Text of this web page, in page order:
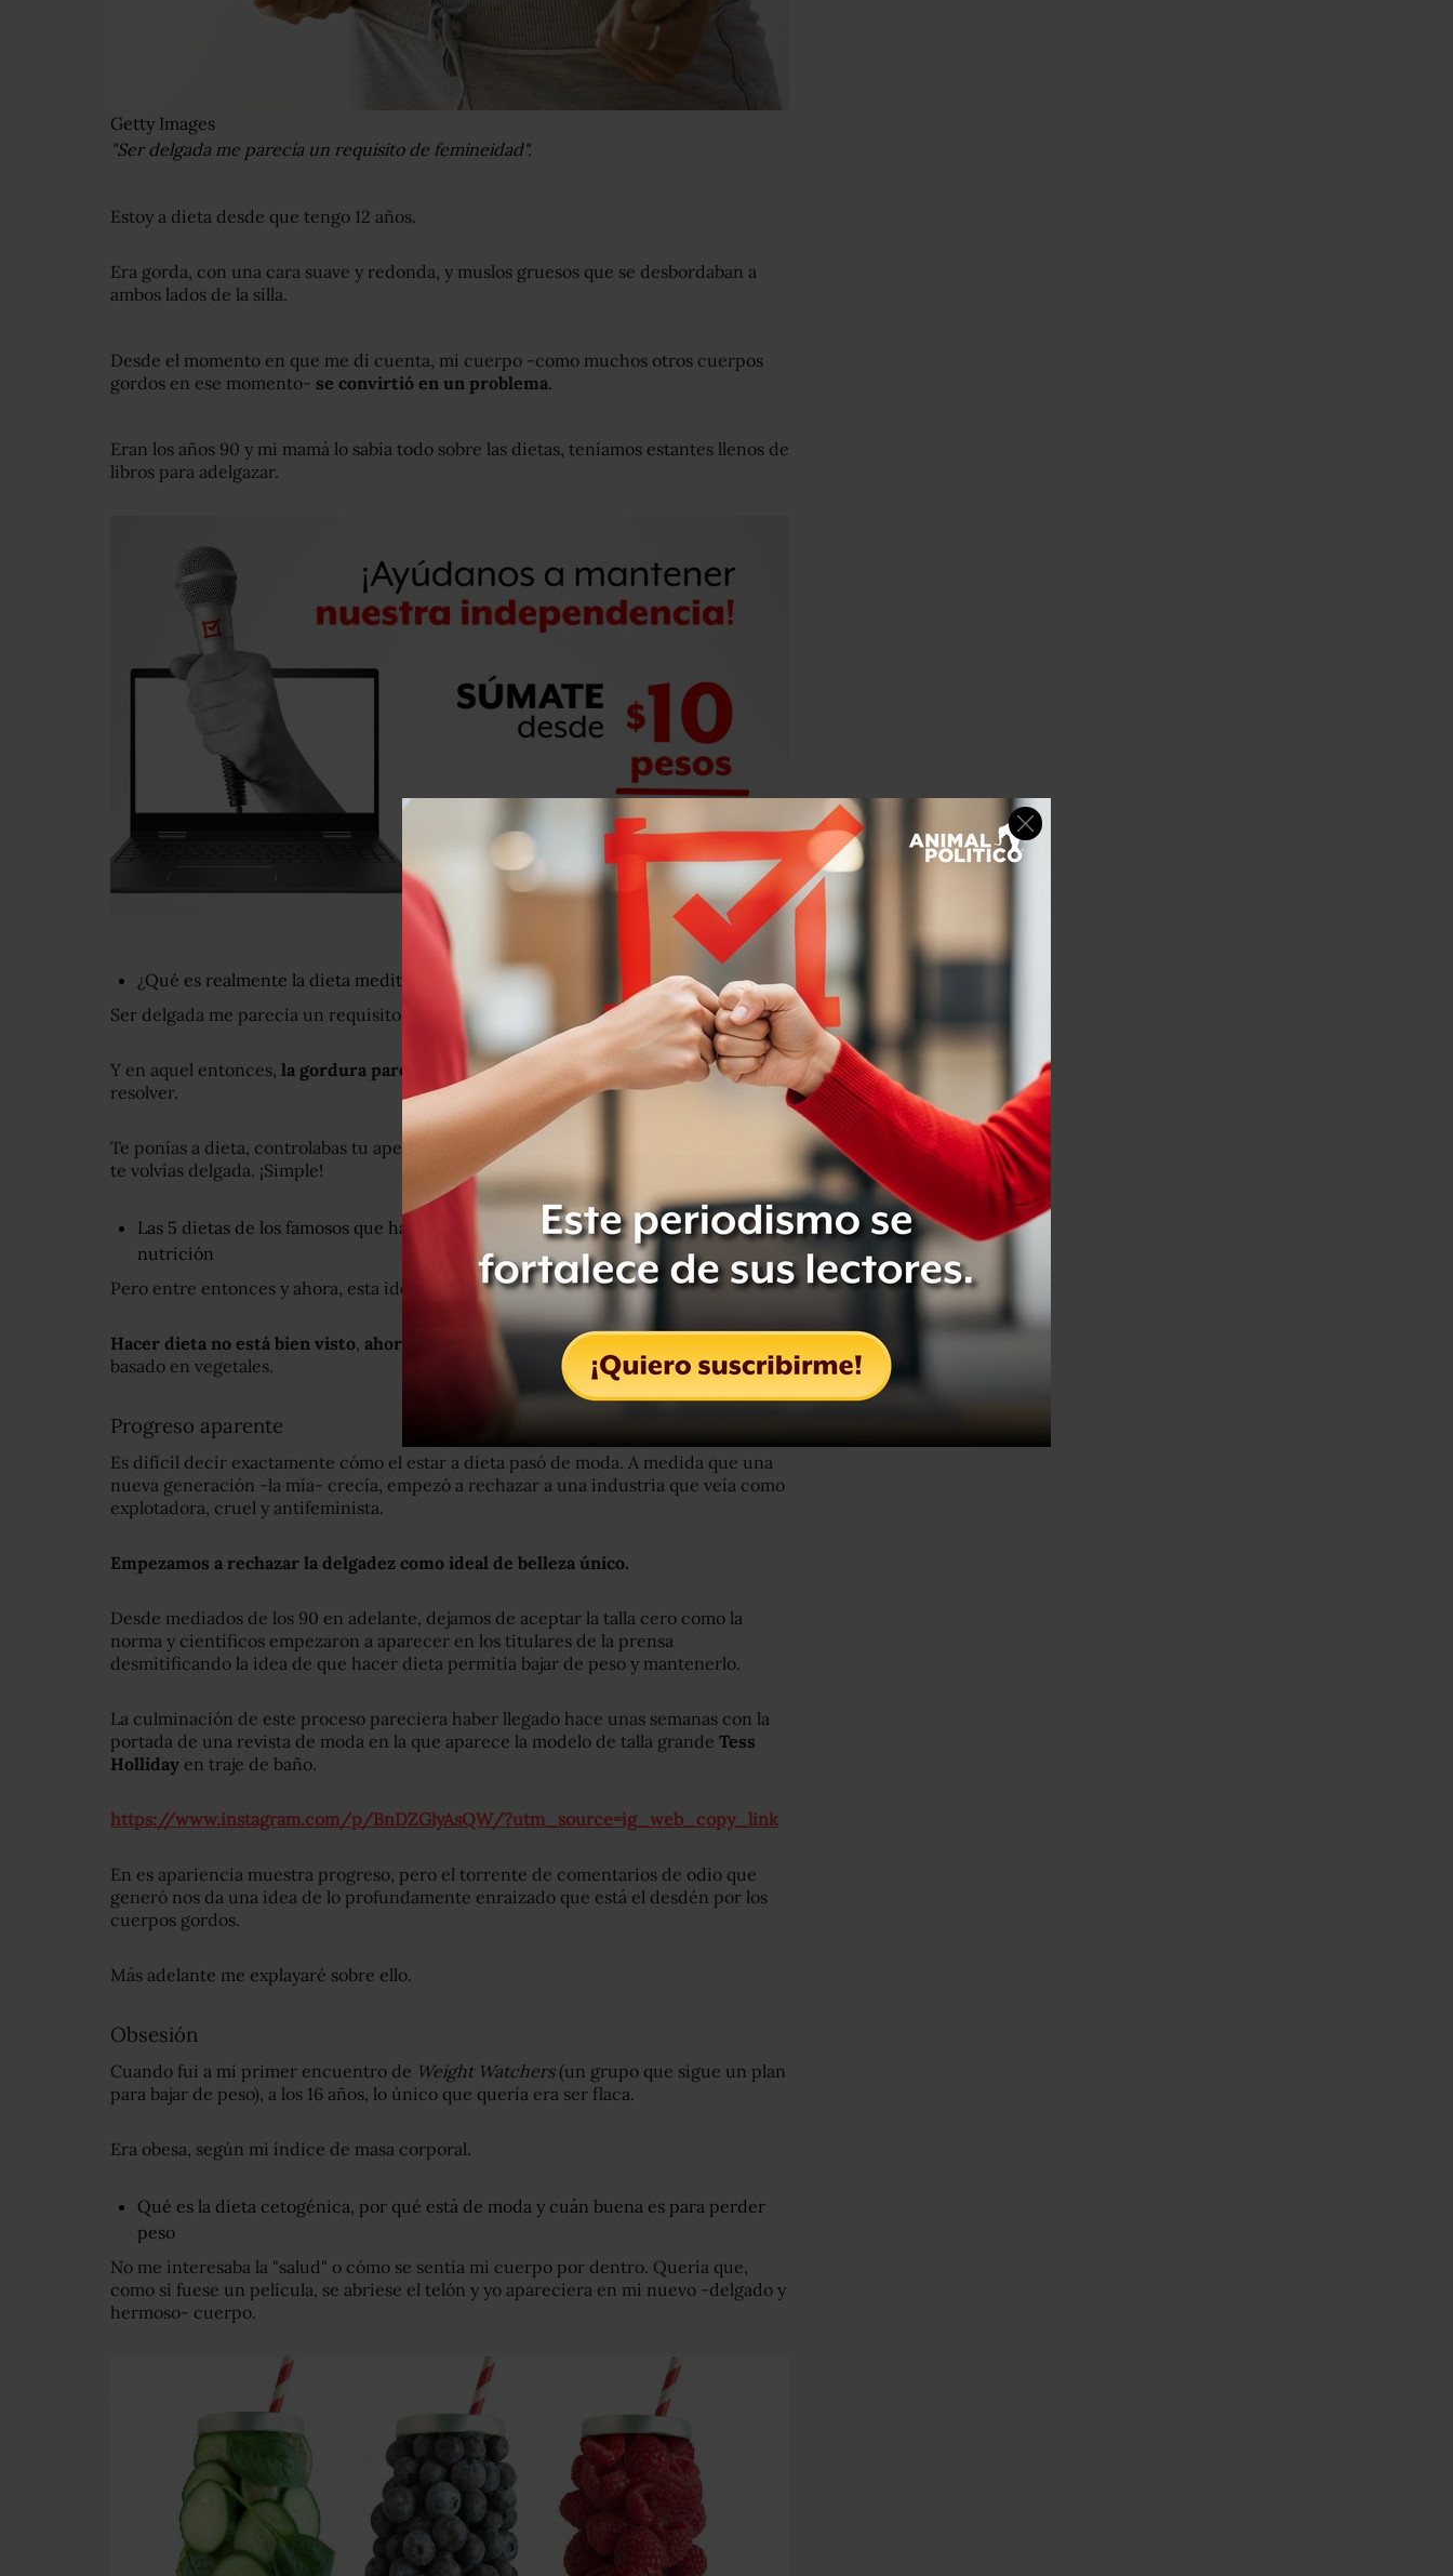
Getty Images
"Ser delgada me parecía un requisito de femineidad".
Estoy a dieta desde que tengo 12 años.
Era gorda, con una cara suave y redonda, y muslos gruesos que se desbordaban a
ambos lados de la silla.
Desde el momento en que me di cuenta, mi cuerpo -como muchos otros cuerpos
gordos en ese momento- se convirtió en un problema.
Eran los años 90 y mi mamá lo sabía todo sobre las dietas, teníamos estantes llenos de
libros para adelgazar.
¿Qué es realmente la dieta mediterránea?
Ser delgada me parecía un requisito de femineidad.
Y en aquel entonces, la gordura parecía ser un problema simple
que se podía
resolver.
Te ponías a dieta, controlabas tu apetito, comías menos, hacías unos abdominales y
te volvías delgada. ¡Simple!
Las 5 dietas de los famosos que hay que evitar en 2018, según los expertos en
nutrición
Pero entre entonces y ahora, esta idea ha pasado totalmente de moda.
Hacer dieta no está bien visto ahora nos desintoxicamos, seguimos un régimen
basado en vegetales.
Progreso aparente
Es difícil decir exactamente cómo el estar a dieta pasó de moda. A medida que una
nueva generación -la mía- crecía, empezó a rechazar a una industria que veía como
explotadora, cruel y antifeminista.
Empezamos a rechazar la delgadez como ideal de belleza único.
Desde mediados de los 90 en adelante, dejamos de aceptar la talla cero como la
norma y científicos empezaron a aparecer en los titulares de la prensa
desmitificando la idea de que hacer dieta permitía bajar de peso y mantenerlo.
La culminación de este proceso pareciera haber llegado hace unas semanas con la
portada de una revista de moda en la que aparece la modelo de talla grande Tess
Holliday en traje de baño.
https://www.instagram.com/p/BnDZGlyAsQW/?utm_source=ig_web_copy_link
En es apariencia muestra progreso, pero el torrente de comentarios de odio que
generó nos da una idea de lo profundamente enraizado que está el desdén por los
cuerpos gordos.
Más adelante me explayaré sobre ello.
Obsesión
Cuando fui a mi primer encuentro de Weight Watchers (un grupo que sigue un plan
para bajar de peso), a los 16 años, lo único que quería era ser flaca.
Era obesa, según mi índice de masa corporal.
Qué es la dieta cetogénica, por qué está de moda y cuán buena es para perder
peso
No me interesaba la "salud" o cómo se sentía mi cuerpo por dentro. Quería que,
como si fuese un película, se abriese el telón y yo apareciera en mi nuevo -delgado y
hermoso- cuerpo.